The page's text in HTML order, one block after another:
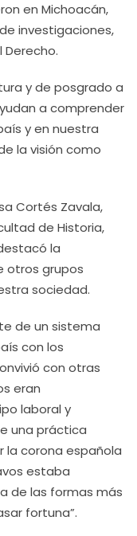
en Michoacán,
investigaciones,
y de posgrado a
a comprender
y en nuestra
la visión como
Cortés Zavala,
de Historia,
la
otros grupos
sociedad.
de un sistema
con los
con otras
eran
laboral y
una práctica
corona española
estaba
de las formas más
fortuna”.